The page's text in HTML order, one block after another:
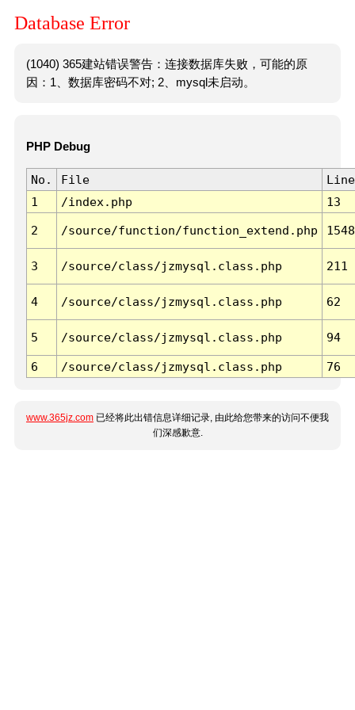
Database Error
(1040) 365建站错误警告：连接数据库失败，可能的原
因：1、数据库密码不对; 2、mysql未启动。
PHP Debug
No. File
Line
1
/index.php 13
2 /source/function/function_extend.php 1548
3 /source/class/jzmysql.class.php 211
4 /source/class/jzmysql.class.php 62
5 /source/class/jzmysql.class.php 94
6 /source/class/jzmysql.class.php 76
www.365jz.com 已经将此出错信息详细记录, 由此给您带来的访问不便我
们深感歉意.